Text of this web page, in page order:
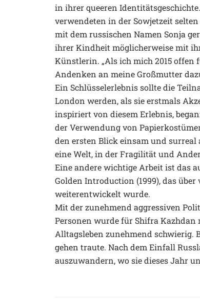
in ihrer queeren
verwendeten in der Sowjetzeit
mit dem russischen Namen Sonja
ihrer Kindheit möglicherweise mit
Künstlerin. „Als ich mich 2015
Andenken an meine Großmutter
Ein Schlüsselerlebnis sollte die
London werden, als sie erstmals
inspiriert von diesem Erlebnis,
der Verwendung von
den ersten Blick einsam und surreal
eine Welt, in der Fragilität und
Eine andere wichtige Arbeit ist das
Golden Introduction (1999), das
weiterentwickelt wurde.
Mit der zunehmend aggressiven
Personen wurde für Shifra
Alltagsleben zunehmend schwierig.
gehen traute. Nach dem Einfall
auszuwandern, wo sie dieses Jahr